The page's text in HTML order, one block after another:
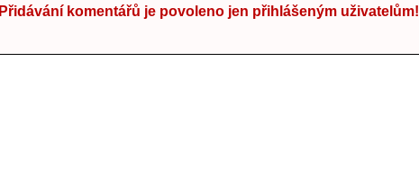
Přidávání komentářů je povoleno jen přihlášeným uživatelům!